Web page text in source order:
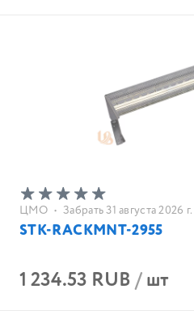
ЦМО • Забрать 31 августа 2026 г.
STK-RACKMNT-2955
1 234.53 RUB/шт